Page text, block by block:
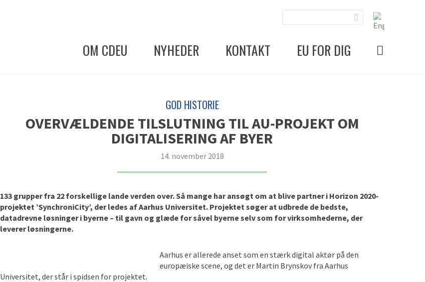
OM CDEU NYHEDER KONTAKT EU FOR DIG
GOD HISTORIE
OVERVÆLDENDE TILSLUTNING TIL AU-PROJEKT OM
DIGITALISERING AF BYER
14. november 2018
133 grupper fra 22 forskellige lande verden over. Så mange har ansøgt om at blive partner i Horizon 2020-
projektet ’SynchroniCity’, der ledes af Aarhus Universitet. Projektet søger at udbrede de bedste,
datadrevne løsninger i byerne – til gavn og glæde for såvel byerne selv som for virksomhederne, der
leverer løsningerne.
Aarhus er allerede anset som en stærk digital aktør på den
europæiske scene, og det er Martin Brynskov fra Aarhus
Universitet, der står i spidsen for projektet.